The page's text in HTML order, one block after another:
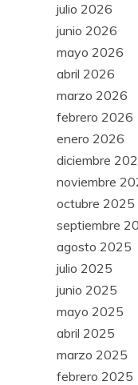
julio 2026
junio 2026
mayo 2026
abril 2026
marzo 2026
febrero 2026
enero 2026
diciembre
noviembre
octubre 2025
septiembre
agosto 2025
julio 2025
junio 2025
mayo 2025
abril 2025
marzo 2025
febrero 2025